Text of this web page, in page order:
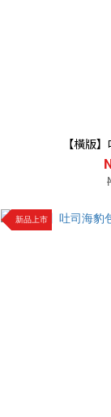
【橫版
新品上市